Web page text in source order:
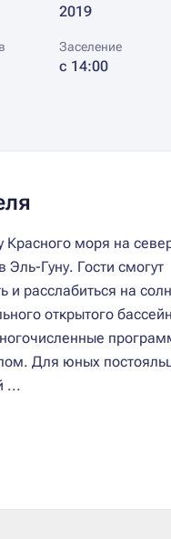
2019
Заселение
с 14:00
Красного моря на
Эль-Гуну. Гости смогут
и расслабиться на
открытого
Для юных
...